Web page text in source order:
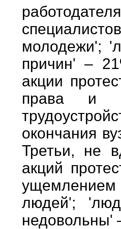
молодежи';
причин' –
акции
права и в
окончания
Третьи, не
акций
ущемлением
людей';
недовольны'